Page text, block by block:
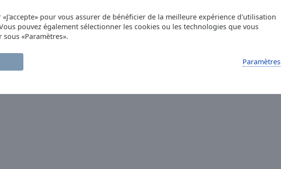
pour vous assurer de bénéficier de la meilleure expérience d'utilisation
pouvez également sélectionner les cookies ou les technologies que vous
«Paramètres».
Paramètres